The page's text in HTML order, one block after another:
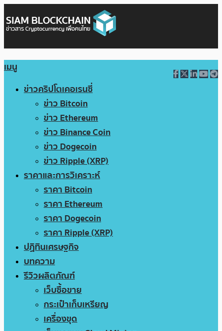
เมนู
ข่าวคริปโตเคอเรนซี่
ข่าว Bitcoin
ข่าว Ethereum
ข่าว Binance Coin
ข่าว Dogecoin
ข่าว Ripple (XRP)
ราคาและการวิเคราะห์
ราคา Bitcoin
ราคา Ethereum
ราคา Dogecoin
ราคา Ripple (XRP)
ปฏิทินเศรษฐกิจ
บทความ
รีวิวผลิตภัณฑ์
เว็บซื้อขาย
กระเป๋าเก็บเหรียญ
เครื่องขุด